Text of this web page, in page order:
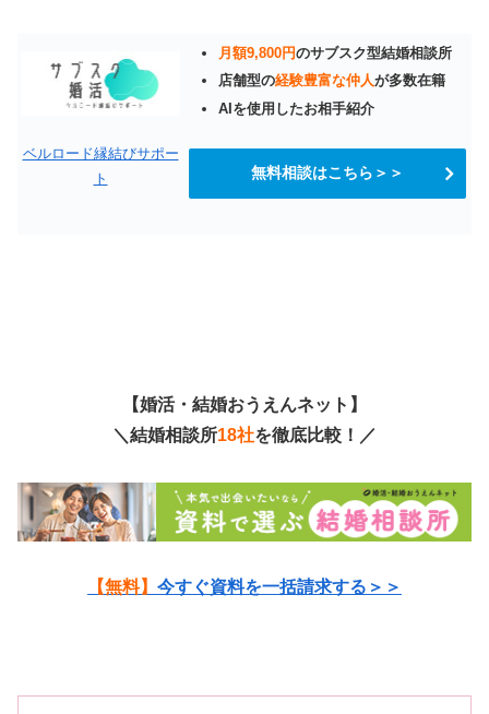
ベルロード縁結びサポー
ト
月額9,800円のサブスク型結婚相談所
店舗型の経験豊富な仲人が多数在籍
AIを使用したお相手紹介
無料相談はこちら＞＞
【婚活・結婚おうえんネット】
＼結婚相談所18社を徹底比較！／
【無料】 今すぐ資料を一括請求する＞＞